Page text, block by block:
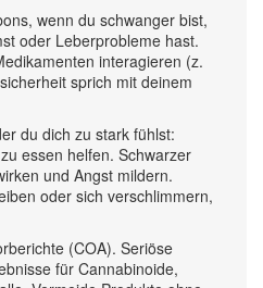
wenn du schwanger bist,
oder Leberprobleme hast.
interagieren (z.
sprich mit deinem
du dich zu stark fühlst:
essen helfen. Schwarzer
und Angst mildern.
oder sich verschlimmern,
(COA). Seriöse
für Cannabinoide,